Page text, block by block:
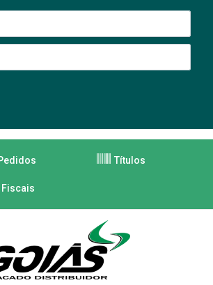
Títulos
Fiscais